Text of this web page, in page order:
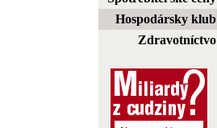
Hospodársky klub
Zdravotníctvo